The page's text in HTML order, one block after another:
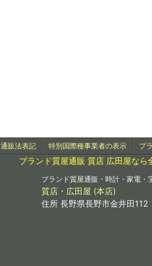
通販法表記 特別国際種事業者の表示 プ
ブランド質屋通販 質店 広田屋なら
ブランド質屋通販・時計・家電・
質店・広田屋 (本店)
住所 長野県長野市金井田112